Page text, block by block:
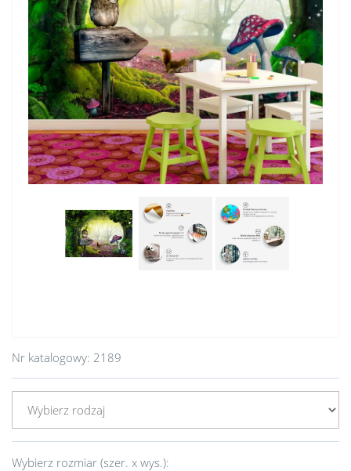
Nr katalogowy: 2189
Wybierz rozmiar (szer. x wys.):